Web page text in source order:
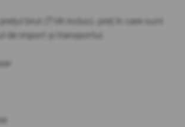
brut (TVA inclus), preț în care sunt
de import și transportul.